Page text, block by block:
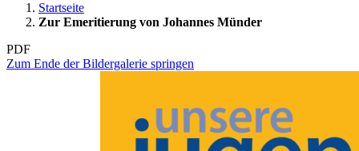
Startseite
Zur Emeritierung von Johannes Münder
PDF
Zum Ende der Bildergalerie springen